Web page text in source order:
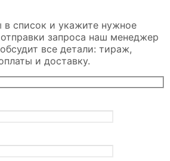
в список и укажите нужное
запроса наш менеджер
все детали: тираж,
и доставку.